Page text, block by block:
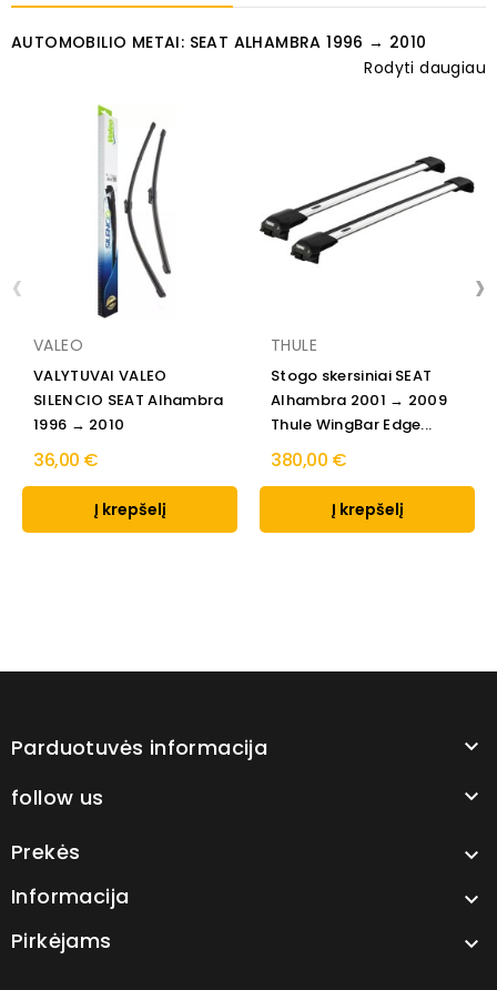
AUTOMOBILIO METAI: SEAT ALHAMBRA 1996 → 2010
Rodyti daugiau
VALEO
VALYTUVAI VALEO
SILENCIO SEAT Alhambra
1996 → 2010
36,00 €
Į krepšelį
THULE
Stogo skersiniai SEAT
Alhambra 2001 → 2009
Thule WingBar Edge...
380,00 €
Į krepšelį
‹ ›
Parduotuvės informacija 
follow us 
Prekės 
Informacija 
Pirkėjams 